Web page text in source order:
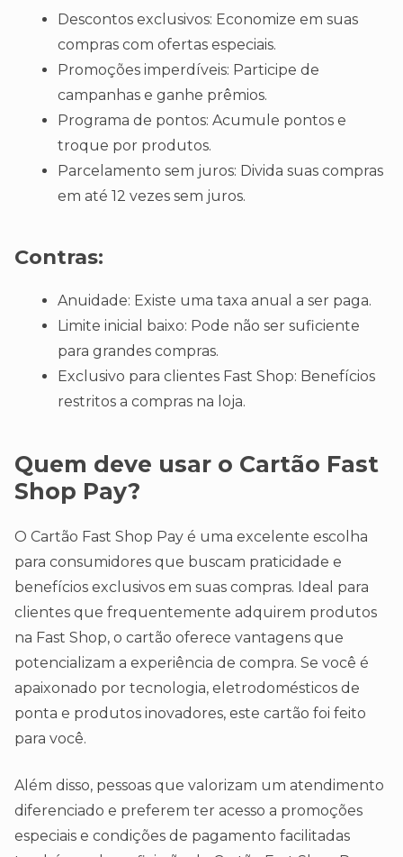
Descontos exclusivos: Economize em suas
compras com ofertas especiais.
Promoções imperdíveis: Participe de
campanhas e ganhe prêmios.
Programa de pontos: Acumule pontos e
troque por produtos.
Parcelamento sem juros: Divida suas compras
em até 12 vezes sem juros.
Contras:
Anuidade: Existe uma taxa anual a ser paga.
Limite inicial baixo: Pode não ser suficiente
para grandes compras.
Exclusivo para clientes Fast Shop: Benefícios
restritos a compras na loja.
Quem deve usar o Cartão Fast
Shop Pay?
O Cartão Fast Shop Pay é uma excelente escolha
para consumidores que buscam praticidade e
benefícios exclusivos em suas compras. Ideal para
clientes que frequentemente adquirem produtos
na Fast Shop, o cartão oferece vantagens que
potencializam a experiência de compra. Se você é
apaixonado por tecnologia, eletrodomésticos de
ponta e produtos inovadores, este cartão foi feito
para você.
Além disso, pessoas que valorizam um atendimento
diferenciado e preferem ter acesso a promoções
especiais e condições de pagamento facilitadas